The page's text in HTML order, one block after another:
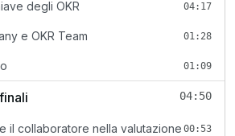
degli OKR 04:17
e OKR Team 01:28
01:09
04:50
il collaboratore nella valutazione 00:53